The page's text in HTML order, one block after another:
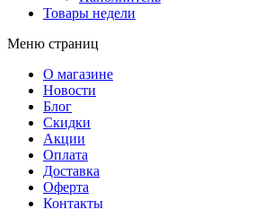
Товары недели
Меню страниц
О магазине
Новости
Блог
Скидки
Акции
Оплата
Доставка
Оферта
Контакты